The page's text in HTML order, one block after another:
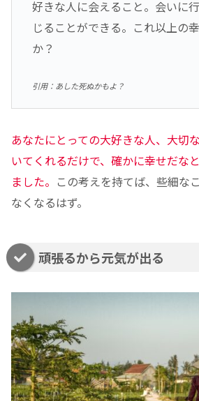
好きな人に会えること。会いに
じることができる。これ以上の
か？
引用：あした死ぬかもよ？
あなたにとっての大好きな人、大切
いてくれるだけで、確かに幸せだな
ました。 この考えを持てば、些細な
なくなるはず。
頑張るから元気が出る